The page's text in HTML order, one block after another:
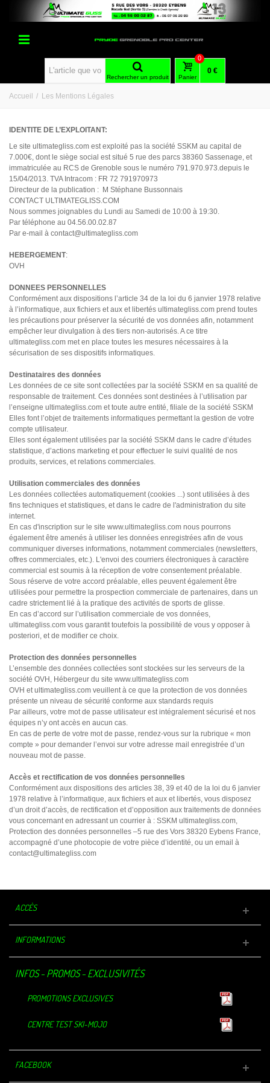
Rechercher un produit Panier
0
0 €
Accueil / Les Mentions Légales
IDENTITE DE L’EXPLOITANT:
Le site ultimategliss.com est exploité pas la société SSKM au capital de
7.000€, dont le siège social est situé 5 rue des parcs 38360 Sassenage, et
immatriculée au RCS de Grenoble sous le numéro 791.970.973.depuis le
15/04/2013. TVA Intracom : FR 72 791970973
Directeur de la publication : M Stéphane Bussonnais
CONTACT ULTIMATEGLISS.COM
Nous sommes joignables du Lundi au Samedi de 10:00 à 19:30.
Par téléphone au 04.56.00.02.87
Par e-mail à contact@ultimategliss.com
HEBERGEMENT:
OVH
DONNEES PERSONNELLES
Conformément aux dispositions l’article 34 de la loi du 6 janvier 1978 relative
à l’informatique, aux fichiers et aux et libertés ultimategliss.com prend toutes
les précautions pour préserver la sécurité de vos données afin, notamment
empêcher leur divulgation à des tiers non-autorisés. A ce titre
ultimategliss.com met en place toutes les mesures nécessaires à la
sécurisation de ses dispositifs informatiques.
Destinataires des données
Les données de ce site sont collectées par la société SSKM en sa qualité de
responsable de traitement. Ces données sont destinées à l’utilisation par
l’enseigne ultimategliss.com et toute autre entité, filiale de la société SSKM
Elles font l’objet de traitements informatiques permettant la gestion de votre
compte utilisateur.
Elles sont également utilisées par la société SSKM dans le cadre d’études
statistique, d’actions marketing et pour effectuer le suivi qualité de nos
produits, services, et relations commerciales.
Utilisation commerciales des données
Les données collectées automatiquement (cookies ...) sont utilisées à des
fins techniques et statistiques, et dans le cadre de l'administration du site
internet.
En cas d'inscription sur le site www.ultimategliss.com nous pourrons
également être amenés à utiliser les données enregistrées afin de vous
communiquer diverses informations, notamment commerciales (newsletters,
offres commerciales, etc.). L'envoi des courriers électroniques à caractère
commercial est soumis à la réception de votre consentement préalable.
Sous réserve de votre accord préalable, elles peuvent également être
utilisées pour permettre la prospection commerciale de partenaires, dans un
cadre strictement lié à la pratique des activités de sports de glisse.
En cas d’accord sur l’utilisation commerciale de vos données,
ultimategliss.com vous garantit toutefois la possibilité de vous y opposer à
posteriori, et de modifier ce choix.
Protection des données personnelles
L’ensemble des données collectées sont stockées sur les serveurs de la
société OVH, Hébergeur du site www.ultimategliss.com
OVH et ultimategliss.com veuillent à ce que la protection de vos données
présente un niveau de sécurité conforme aux standards requis
Par ailleurs, votre mot de passe utilisateur est intégralement sécurisé et nos
équipes n’y ont accès en aucun cas.
En cas de perte de votre mot de passe, rendez-vous sur la rubrique « mon
compte » pour demander l’envoi sur votre adresse mail enregistrée d’un
nouveau mot de passe.
Accès et rectification de vos données personnelles
Conformément aux dispositions des articles 38, 39 et 40 de la loi du 6 janvier
1978 relative à l’informatique, aux fichiers et aux et libertés, vous disposez
d’un droit d’accès, de rectification et d’opposition aux traitements de données
vous concernant en adressant un courrier à : SSKM ultimategliss.com,
Protection des données personnelles –5 rue des Vors 38320 Eybens France,
accompagné d’une photocopie de votre pièce d’identité, ou un email à
contact@ultimategliss.com
ACCÈS
INFORMATIONS
INFOS - PROMOS - EXCLUSIVITÉS
PROMOTIONS EXCLUSIVES
CENTRE TEST SKI-MOJO
FACEBOOK